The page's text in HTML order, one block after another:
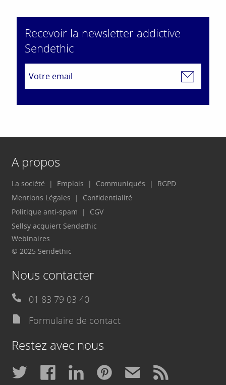
Recevoir la newsletter addictive
Sendethic
A propos
La société Emplois Communiqués
RGPD
Mentions Légales
Confidentialité
Politique anti-spam
CGV
Sellsy acquiert Sendethic
Webinaires
© 2025 Sendethic
Nous contacter
01 83 79 03 40
Formulaire de contact
Restez avec nous